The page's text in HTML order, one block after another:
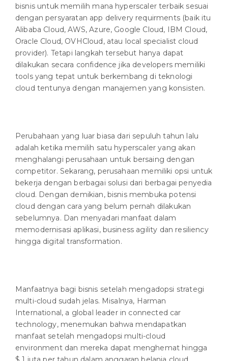
bisnis untuk memilih mana hyperscaler terbaik sesuai
dengan persyaratan app delivery requirments (baik itu
Alibaba Cloud, AWS, Azure, Google Cloud, IBM Cloud,
Oracle Cloud, OVHCloud, atau local specialist cloud
provider). Tetapi langkah tersebut hanya dapat
dilakukan secara confidence jika developers memiliki
tools yang tepat untuk berkembang di teknologi
cloud tentunya dengan manajemen yang konsisten.
Perubahaan yang luar biasa dari sepuluh tahun lalu
adalah ketika memilih satu hyperscaler yang akan
menghalangi perusahaan untuk bersaing dengan
competitor. Sekarang, perusahaan memiliki opsi untuk
bekerja dengan berbagai solusi dari berbagai penyedia
cloud. Dengan demikian, bisnis membuka potensi
cloud dengan cara yang belum pernah dilakukan
sebelumnya. Dan menyadari manfaat dalam
memodernisasi aplikasi, business agility dan resiliency
hingga digital transformation.
Manfaatnya bagi bisnis setelah mengadopsi strategi
multi-cloud sudah jelas. Misalnya, Harman
International, a global leader in connected car
technology, menemukan bahwa mendapatkan
manfaat setelah mengadopsi multi-cloud
environment dan mereka dapat menghemat hingga